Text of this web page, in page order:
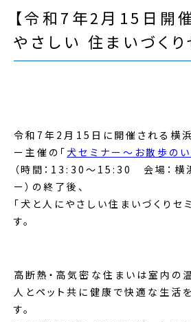
【令和7年2月15日開
やさしい 住まいづくり
令和 7年 2 月 15 日に開催される横
ー主催の「 犬セミナー～お散歩の
（時間： 13:30 ～ 15:30会場：横
ー）の終了後、
「犬と人にやさしい住まいづくりセ
す。
高断熱・高気密な住まいは室内の
人とペット共に健康で快適な生活
す。